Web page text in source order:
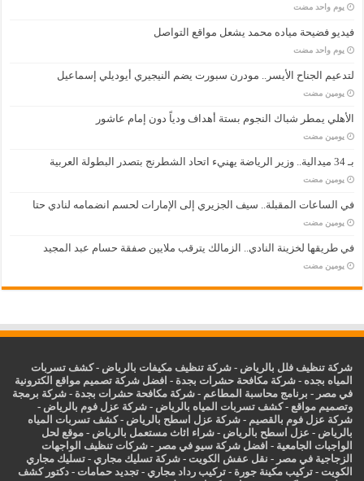
‏يوم واحد مضت
فيديو فضيحة مياده محمد يشعل مواقع التواصل
‏يوم واحد مضت
لتدعيم الجناح الأيسر.. مودرن سبورت يضم النيجيري أيوديلي إسماعيل
‏يومين مضت
الأهلي يمطر شباك النجوم بستة أهداف ودياً دون إمام عاشور
‏يومين مضت
بـ 34 ميدالية.. وزير الرياضة يهنيء اتحاد الشطرنج بتصدر البطولة العربية
‏يومين مضت
في الساعات المقبلة.. سيف الجزيري إلى الإمارات لحسم انضمامه لنادي حتا
‏يومين مضت
في طريقها لخزينة النادي.. الزمالك يترقب ملايين صفقة حسام عبد المجيد
‏يومين مضت
شركة تنظيف فلل بالرياض -شركة تنظيف مكيفات بالرياض -كشف تسربات
المياه بجده -شركة مكافحة حشرات بجدة - افضل شركة تصميم مواقع الكترونية
في مصر - برنامج محاسبة المطاعم -شركة مكافحة حشرات بجدة -شركة برمجة
وتصميم مواقع -كشف تسربات المياه بالرياض -شركة عزل فوم بالرياض -
شركة عزل فوم بالقصيم -شركة عزل اسطح بالرياض -كشف تسربات المياه
بالرياض - عزل اسطح بالرياض -شراء اثاث مستعمل بالرياض - موقع لحل
الواجبات الجامعية - افضل شركة سيو في مصر -شركات تنظيف الواجهات
الزجاجية في مصر - نقل عفش الكويت -شركة تسليك مجاري -تسليك مجاري
الكويت -تركيب مكينة جورة -تركيب رداد مجاري -تجديد حمامات -دكتور كشف